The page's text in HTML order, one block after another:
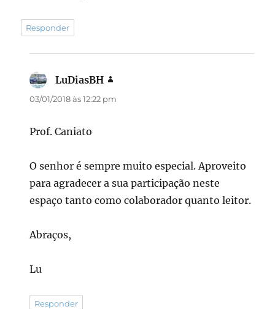
Responder
LuDiasBH
03/01/2018 às 12:22 pm
Prof. Caniato
O senhor é sempre muito especial. Aproveito
para agradecer a sua participação neste
espaço tanto como colaborador quanto leitor.
Abraços,
Lu
Responder